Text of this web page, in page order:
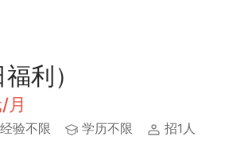
利）
经验不限 学历不限 招1人